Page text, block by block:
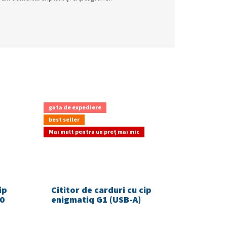
gata de expediere
best seller
Mai mult pentru un preț mai mic
Cititor de carduri cu cip
enigmatiq G1 (USB-A)